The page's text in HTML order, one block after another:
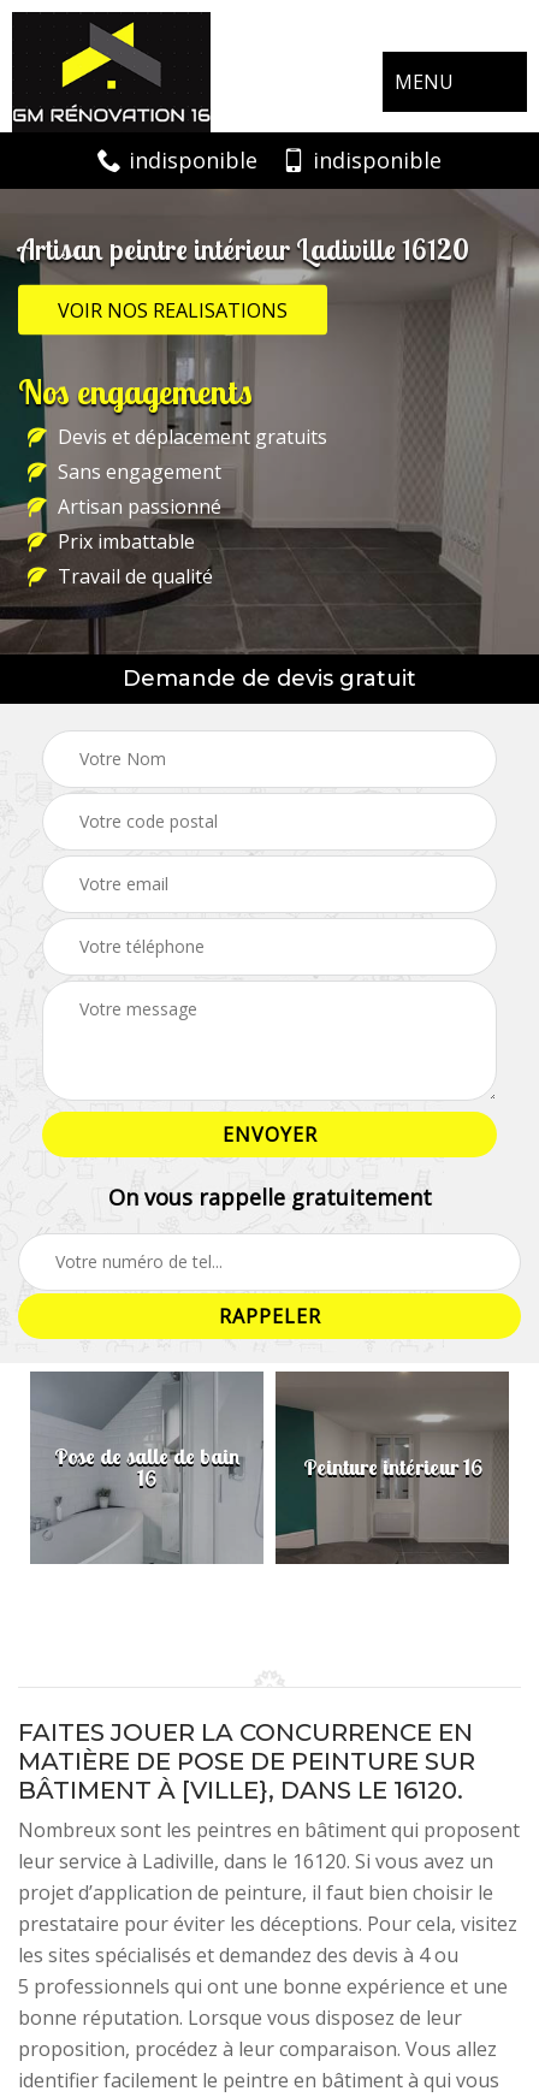
MENU
indisponible indisponible
Artisan peintre intérieur Ladiville 16120
VOIR NOS REALISATIONS
Nos engagements
Devis et déplacement gratuits
Sans engagement
Artisan passionné
Prix imbattable
Travail de qualité
Demande de devis gratuit
On vous rappelle gratuitement
Pose de salle de bain
16 Peinture intérieur 16
FAITES JOUER LA CONCURRENCE EN
MATIÈRE DE POSE DE PEINTURE SUR
BÂTIMENT À [VILLE}, DANS LE 16120.
Nombreux sont les peintres en bâtiment qui proposent
leur service à Ladiville, dans le 16120. Si vous avez un
projet d’application de peinture, il faut bien choisir le
prestataire pour éviter les déceptions. Pour cela, visitez
les sites spécialisés et demandez des devis à 4 ou
5 professionnels qui ont une bonne expérience et une
bonne réputation. Lorsque vous disposez de leur
proposition, procédez à leur comparaison. Vous allez
identifier facilement le peintre en bâtiment à qui vous